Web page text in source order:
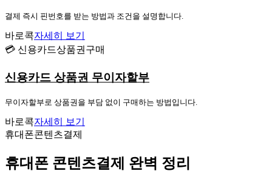
결제 즉시 핀번호를 받는 방법과 조건을 설명합니다.
바로콕자세히 보기
💳 신용카드상품권구매
신용카드 상품권 무이자할부
무이자할부로 상품권을 부담 없이 구매하는 방법입니다.
바로콕자세히 보기
휴대폰콘텐츠결제
휴대폰 콘텐츠결제 완벽 정리